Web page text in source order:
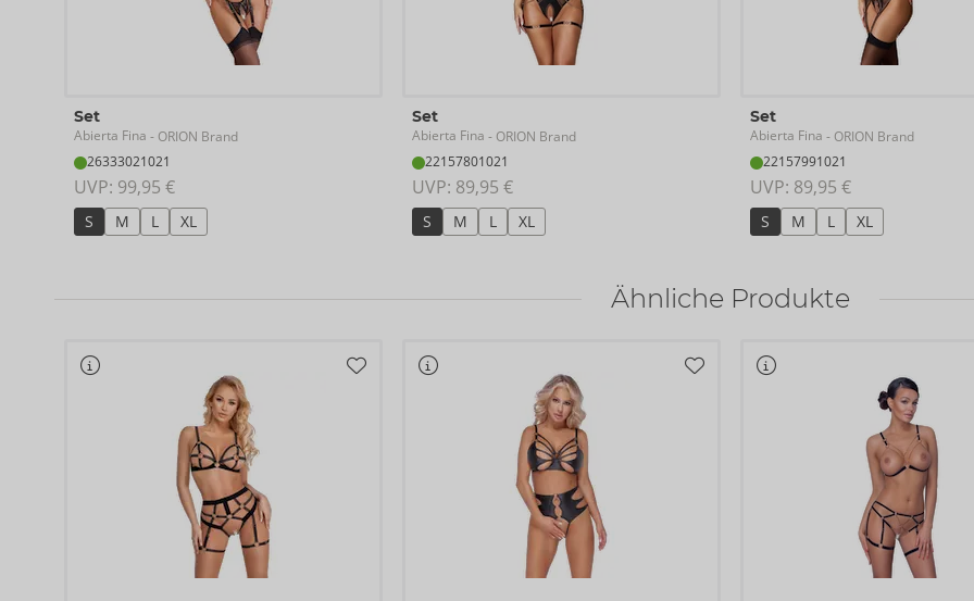
Set
Abierta Fina - ORION Brand
26333021021
UVP: 99,95 €
S M L XL
Set
Abierta Fina - ORION Brand
22157801021
UVP: 89,95 €
S M L XL
Set
Abierta Fina - ORION Brand
22157991021
UVP: 89,95 €
S M L XL
Ähnliche Produkte